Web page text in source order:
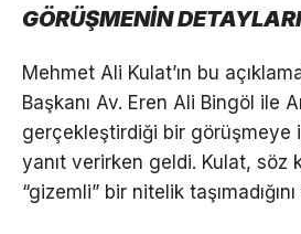
GÖRÜŞMENİN
Mehmet Ali Kulat’ın bu
Başkanı Av. Eren Ali Bingöl ile
gerçekleştirdiği bir görüşmeye
yanıt verirken geldi. Kulat, söz
“gizemli” bir nitelik